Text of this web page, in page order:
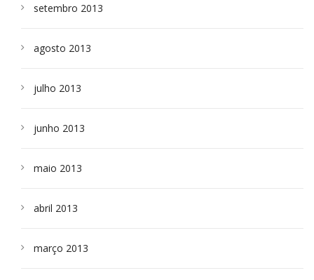
setembro 2013
agosto 2013
julho 2013
junho 2013
maio 2013
abril 2013
março 2013